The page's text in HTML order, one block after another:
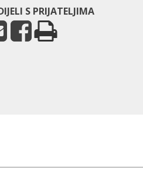
S PRIJATELJIMA